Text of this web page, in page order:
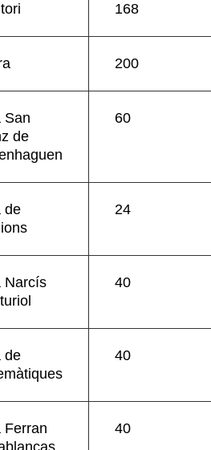
168
200
San
de
60
de
24
Narcís
40
de
40
Ferran
40